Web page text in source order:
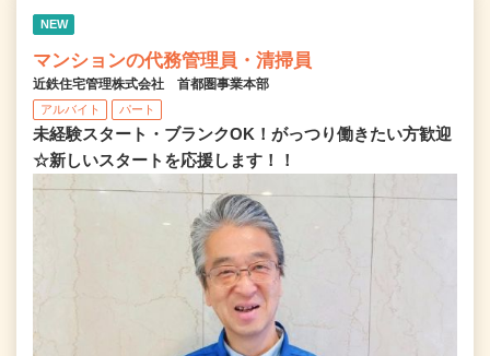
NEW
マンションの代務管理員・清掃員
近鉄住宅管理株式会社 首都圏事業本部
アルバイト パート
未経験スタート・ブランクOK！がっつり働きたい方歓迎
☆新しいスタートを応援します！！